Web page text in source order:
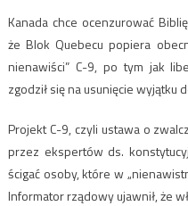
Kanada chce ocenzurować
że Blok Quebecu popiera
nienawiści” C-9, po tym jak
zgodził się na usunięcie wyjątku
Projekt C-9, czyli ustawa o
przez ekspertów ds.
ścigać osoby, które w
Informator rządowy ujawnił, że